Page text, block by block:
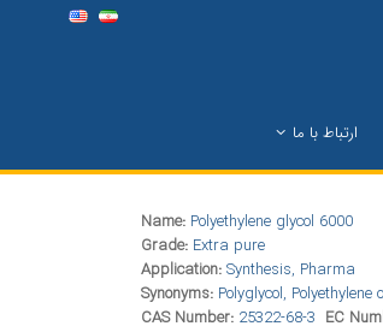
ارتباط با ما
Name: Polyethylene glycol 6000
Grade: Extra pure
Application:Synthesis, Pharma
Synonyms: Polyglycol, Polyethylene
CAS Number: 25322-68-3 EC